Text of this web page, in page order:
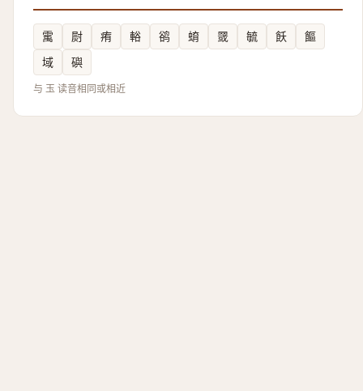
䨞 㷉 痏 輍 鹆 蜟 䍞 毓 飫
饇
域
礖
与 玉 读音相同或相近